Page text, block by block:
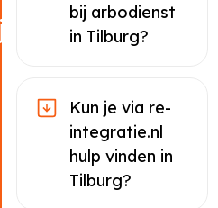
bij arbodienst
in Tilburg?
Kun je via re-
integratie.nl
hulp vinden in
Tilburg?